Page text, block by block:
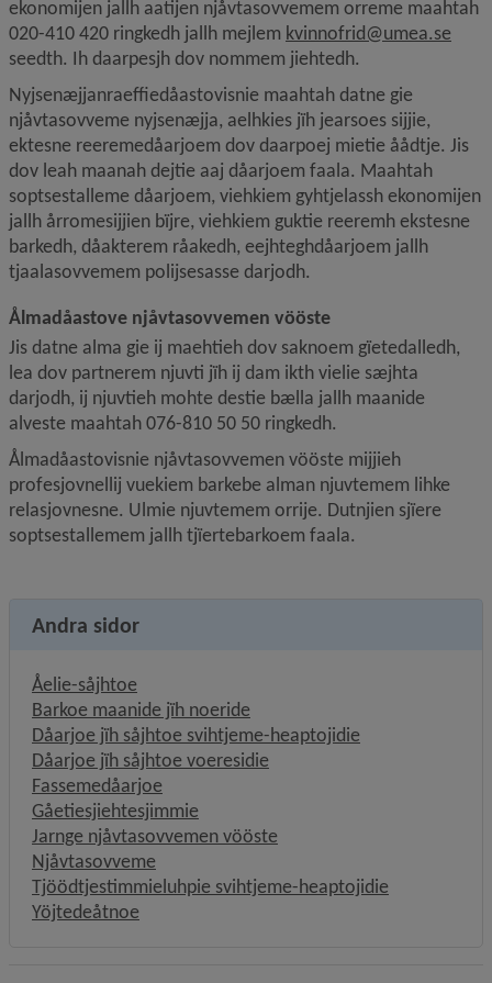
ekonomijen jallh aatijen njåvtasovvemem orreme maahtah
020-410 420 ringkedh jallh mejlem kvinnofrid@umea.se
seedth. Ih daarpesjh dov nommem jiehtedh.
Nyjsenæjjanraeffiedåastovisnie maahtah datne gie
njåvtasovveme nyjsenæjja, aelhkies jïh jearsoes sijjie,
ektesne reeremedåarjoem dov daarpoej mietie åådtje. Jis
dov leah maanah dejtie aaj dåarjoem faala. Maahtah
soptsestalleme dåarjoem, viehkiem gyhtjelassh ekonomijen
jallh årromesijjien bïjre, viehkiem guktie reeremh ekstesne
barkedh, dåakterem råakedh, eejhteghdåarjoem jallh
tjaalasovvemem polijsesasse darjodh.
Ålmadåastove njåvtasovvemen vööste
Jis datne alma gie ij maehtieh dov saknoem gïetedalledh,
lea dov partnerem njuvti jïh ij dam ikth vielie sæjhta
darjodh, ij njuvtieh mohte destie bælla jallh maanide
alveste maahtah 076-810 50 50 ringkedh.
Ålmadåastovisnie njåvtasovvemen vööste mijjieh
profesjovnellij vuekiem barkebe alman njuvtemem lihke
relasjovnesne. Ulmie njuvtemem orrije. Dutnjien sjïere
soptsestallemem jallh tjïertebarkoem faala.
Andra sidor
Åelie-såjhtoe
Barkoe maanide jïh noeride
Dåarjoe jïh såjhtoe svihtjeme-heaptojidie
Dåarjoe jïh såjhtoe voeresidie
Fassemedåarjoe
Gåetiesjiehtesjimmie
Jarnge njåvtasovvemen vööste
Njåvtasovveme
Tjöödtjestimmieluhpie svihtjeme-heaptojidie
Yöjtedeåtnoe